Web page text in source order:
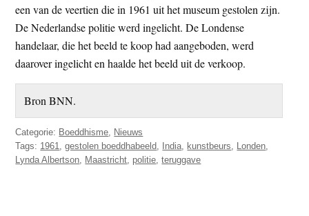
een van de veertien die in 1961 uit het museum gestolen zijn.
De Nederlandse politie werd ingelicht. De Londense
handelaar, die het beeld te koop had aangeboden, werd
daarover ingelicht en haalde het beeld uit de verkoop.
Bron BNN.
Categorie: Boeddhisme, Nieuws
Tags: 1961,gestolen boeddhabeeld, India, kunstbeurs, Londen,
Lynda Albertson, Maastricht, politie,teruggave